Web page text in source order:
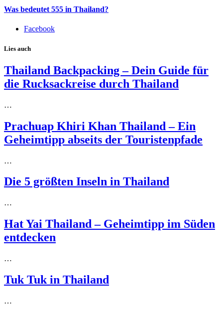
Was bedeutet 555 in Thailand?
Facebook
Lies auch
Thailand Backpacking – Dein Guide für
die Rucksackreise durch Thailand
…
Prachuap Khiri Khan Thailand – Ein
Geheimtipp abseits der Touristenpfade
…
Die 5 größten Inseln in Thailand
…
Hat Yai Thailand – Geheimtipp im Süden
entdecken
…
Tuk Tuk in Thailand
…